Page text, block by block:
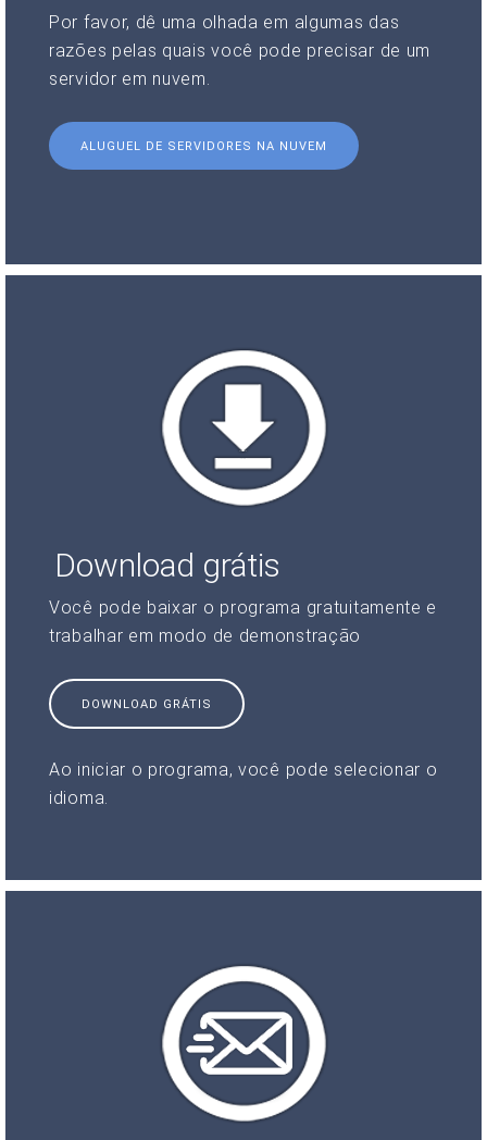
Por favor, dê uma olhada em algumas das
razões pelas quais você pode precisar de um
servidor em nuvem.
ALUGUEL DE SERVIDORES NA NUVEM
Download grátis
Você pode baixar o programa gratuitamente e
trabalhar em modo de demonstração
DOWNLOAD GRÁTIS
Ao iniciar o programa, você pode selecionar o
idioma.